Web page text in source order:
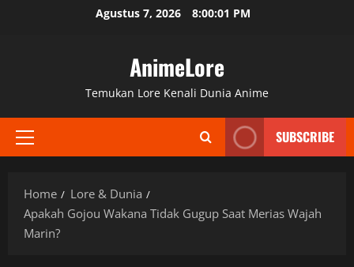
Agustus 7, 2026 8:00:03 PM
AnimeLore
Temukan Lore Kenali Dunia Anime
Primary
SUBSCRIBE
Home
Lore & Dunia
Apakah Gojou Wakana Tidak Gugup Saat Merias Wajah
Marin?